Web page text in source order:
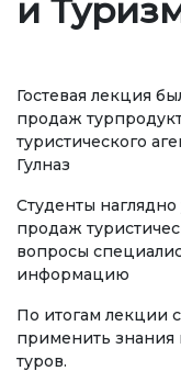
Подразделения
Предложения и
Нет Коррупции!
ОБРАЗОВАНИЕ
credit_cardСТРАНИЦА
УРОВНИ
и
Гостевая лекция
продаж
туристического
Гулназ
Студенты
продаж
вопросы
информацию
По итогам лекции
применить знания
туров.